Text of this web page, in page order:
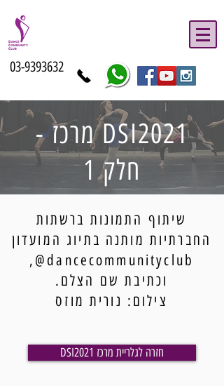
03-9393632
DSI2021 מרכז -
חלק 1
שיתוף התמונות ברשתות
החברתיות מותנה בתיוג המועדון
dancecommunityclub@,
וכתיבת שם הצלם.
צילום: נורית מוזס
DSI2021 חזרה לגלריית מרכז